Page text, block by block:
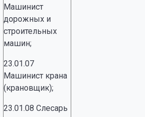
Машинист
дорожных и
строительных
машин;
23.01.07
Машинист крана
(крановщик);
23.01.08 Слесарь